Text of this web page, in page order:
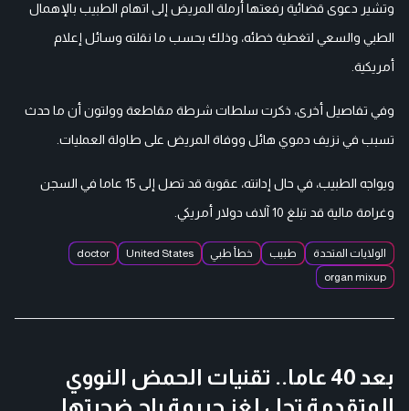
وتشير دعوى قضائية رفعتها أرملة المريض إلى اتهام الطبيب بالإهمال
الطبي والسعي لتغطية خطئه، وذلك بحسب ما نقلته وسائل إعلام
أمريكية.
وفي تفاصيل أخرى، ذكرت سلطات شرطة مقاطعة وولتون أن ما حدث
تسبب في نزيف دموي هائل ووفاة المريض على طاولة العمليات.
ويواجه الطبيب، في حال إدانته، عقوبة قد تصل إلى 15 عاما في السجن
وغرامة مالية قد تبلغ 10 آلاف دولار أمريكي.
الولايات المتحدة طبيب خطأ طبي United States
doctor
organ mixup
بعد 40 عاما.. تقنيات الحمض النووي